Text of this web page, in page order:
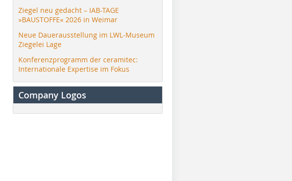
Ziegel neu gedacht – IAB-TAGE
»BAUSTOFFE« 2026 in Weimar
Neue Dauerausstellung im LWL-Museum
Ziegelei Lage
Konferenzprogramm der ceramitec:
Internationale Expertise im Fokus
Company Logos